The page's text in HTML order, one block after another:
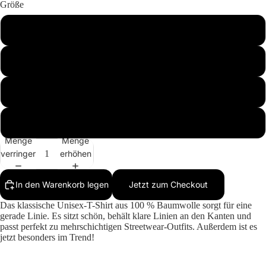
Größe
Menge
verringern
Menge
erhöhen
In den Warenkorb legen Jetzt zum Checkout
Das klassische Unisex-T-Shirt aus 100 % Baumwolle sorgt für eine
gerade Linie. Es sitzt schön, behält klare Linien an den Kanten und
passt perfekt zu mehrschichtigen Streetwear-Outfits. Außerdem ist es
jetzt besonders im Trend!